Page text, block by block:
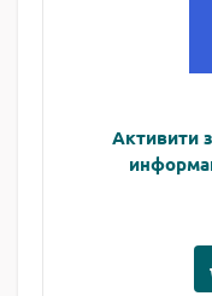
Активити